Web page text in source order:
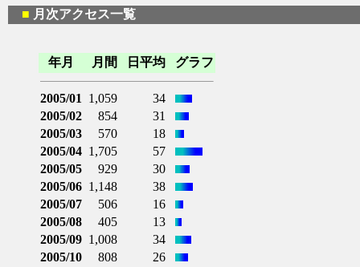
■ 月次アクセス一覧
年月 月間 日平均 グラフ
2005/01 1,059
34
2005/02
854
31
2005/03
570
18
2005/04 1,705
57
2005/05
929
30
2005/06 1,148
38
2005/07
506
16
2005/08
405
13
2005/09 1,008
34
2005/10
808
26